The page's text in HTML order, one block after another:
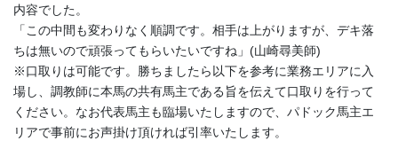
内容でした。
「この中間も変わりなく順調です。相手は上がりますが、デキ落
ちは無いので頑張ってもらいたいですね」(山崎尋美師)
※口取りは可能です。勝ちましたら以下を参考に業務エリアに入
場し、調教師に本馬の共有馬主である旨を伝えて口取りを行って
ください。なお代表馬主も臨場いたしますので、パドック馬主エ
リアで事前にお声掛け頂ければ引率いたします。